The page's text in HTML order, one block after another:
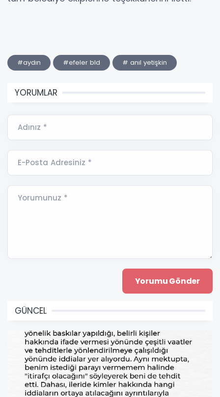
#aydın #efeler bld # anıl yetişkin
YORUMLAR
Adınız *
E-Posta Adresiniz *
Yorumunuz *
GÜNCEL